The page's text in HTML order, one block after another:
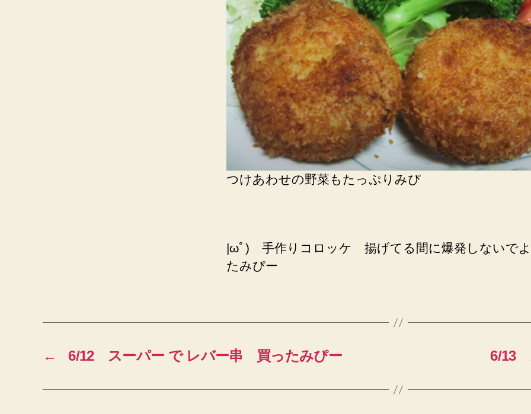
つけあわせの野菜もたっぷりみぴ
|ωﾟ) 手作りコロッケ 揚げてる間に爆発しないで
たみぴー
← 6/12 スーパー で レバー串 買ったみぴー 6/13